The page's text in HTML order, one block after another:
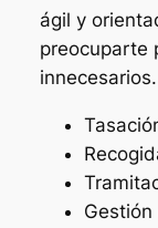
ágil y
preocuparte
innecesarios.